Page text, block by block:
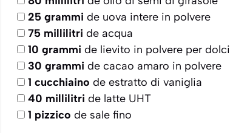
25 grammi de uova intere in polvere
75 millilitri de acqua
10 grammi de lievito in polvere per dolci
30 grammi de cacao amaro in polvere
1 cucchiaino de estratto di vaniglia
40 millilitri de latte UHT
1 pizzico de sale fino